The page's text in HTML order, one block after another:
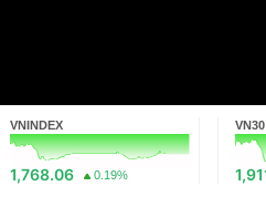
VNINDEX
1,768.06 0.19%
VN30